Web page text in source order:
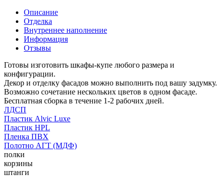
Описание
Отделка
Внутреннее наполнение
Информация
Отзывы
Готовы изготовить шкафы-купе любого размера и
конфигурации.
Декор и отделку фасадов можно выполнить под вашу задумку.
Возможно сочетание нескольких цветов в одном фасаде.
Бесплатная сборка в течение 1-2 рабочих дней.
ЛДСП
Пластик Alvic Luxe
Пластик HPL
Пленка ПВХ
Полотно АГТ (МДФ)
полки
корзины
штанги